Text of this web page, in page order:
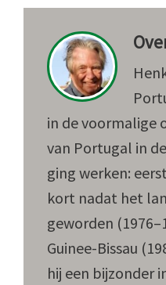
in de voormalige
van Portugal in
ging werken:
kort nadat het
geworden
Guinee-Bissau
hij een bijzonder